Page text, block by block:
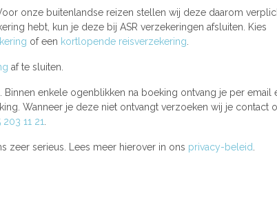
onze buitenlandse reizen stellen wij deze daarom
hebt, kun je deze bij ASR verzekeringen afsluiten. Kies
of een kortlopende reisverzekering
af te sluiten.
enkele ogenblikken na boeking ontvang je per email
Wanneer je deze niet ontvangt verzoeken wij je contact
203 11 21
zeer serieus. Lees meer hierover in ons privacy-beleid